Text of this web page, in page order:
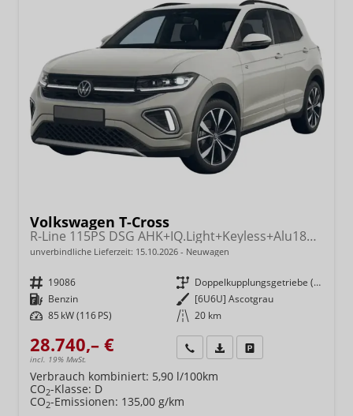
Volkswagen T-Cross
R-Line 115PS DSG AHK+IQ.Light+Keyless+Alu18+Kamera+Climatronic+Sitzheizung
unverbindliche Lieferzeit: 15.10.2026 Neuwagen
Fahrzeugnr. 19086 Getriebe
Doppelkupplungsgetriebe (DSG)
Kraftstoff Benzin Außenfarbe [6U6U] Ascotgrau
Leistung 85 kW (116 PS) Kilometerstand 20 km
28.740,– €
incl. 19% MwSt.
Wir rufen Sie anFahrzeugexposé (PDF)
Verbrauch kombiniert: 5,90 l/100km
CO2-Klasse: D
CO2-Emissionen: 135,00 g/km